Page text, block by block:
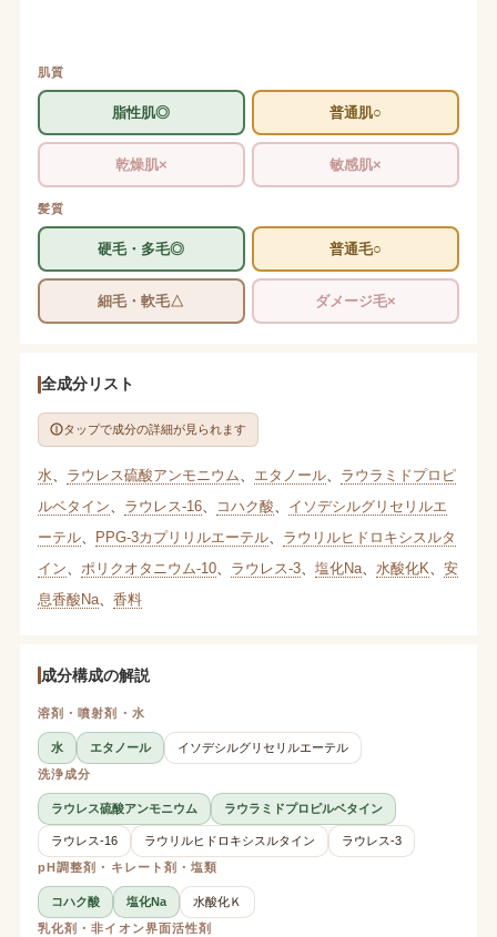
肌質
脂性肌◎ 普通肌○
乾燥肌× 敏感肌×
髪質
硬毛・多毛◎ 普通毛○
細毛・軟毛△ ダメージ毛×
全成分リスト
タップで成分の詳細が見られます
水 ラウレス硫酸アンモニウム エタノール、 ラウラミドプロピ
ルベタイン
ラウレス-16、 コハク酸
イソデシルグリセリルエ
ーテル、 PPG-3カプリリルエーテル、 ラウリルヒドロキシスルタ
イン
ポリクオタニウム-10、 ラウレス-3、 塩化Na、 水酸化K
安
息香酸Na、 香料
成分構成の解説
溶剤・噴射剤・水
水 エタノール
イソデシルグリセリルエーテル
洗浄成分
ラウレス硫酸アンモニウム ラウラミドプロピルベタイン
ラウレス-16 ラウリルヒドロキシスルタイン
ラウレス-3
pH調整剤・キレート剤・塩類
コハク酸 塩化Na
水酸化Ｋ
乳化剤・非イオン界面活性剤